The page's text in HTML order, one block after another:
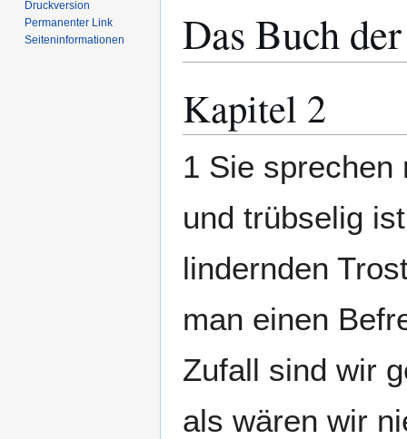
Das Buch
Kapitel 2
1 Sie
und trübselig
lindernden
man einen
Zufall sind wir
als wären wir
Druckversion
Permanenter Link
Seiten­­informationen